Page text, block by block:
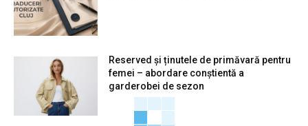
Reserved și ținutele de primăvară pentru
femei – abordare conștientă a
garderobei de sezon